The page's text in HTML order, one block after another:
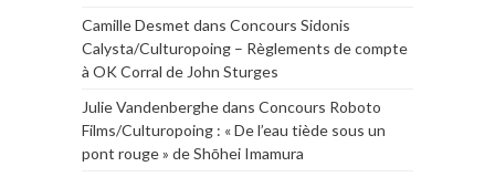
Camille Desmet dans Concours Sidonis
Calysta/Culturopoing – Règlements de compte
à OK Corral de John Sturges
Julie Vandenberghedans Concours Roboto
Films/Culturopoing : « De l’eau tiède sous un
pont rouge » de Shōhei Imamura